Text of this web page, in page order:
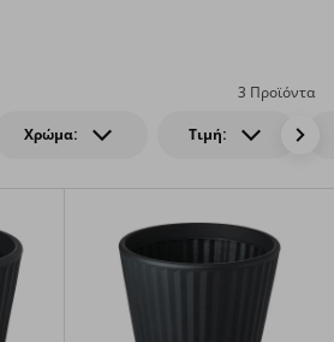
Χρώμα: Τιμή:
3 Προϊόντα